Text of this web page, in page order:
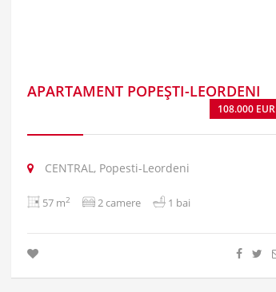
APARTAMENT POPEȘTI-LEORDENI
108.000 EUR
CENTRAL, Popesti-Leordeni
57 m2 2 camere 1 bai